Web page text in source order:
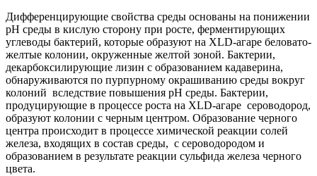
Дифференцирующие свойства среды основаны на понижении
рН среды в кислую сторону при росте, ферментирующих
углеводы бактерий, которые образуют на XLD-агаре беловато-
желтые колонии, окруженные желтой зоной. Бактерии,
декарбоксилирующие лизин с образованием кадаверина,
обнаруживаются по пурпурному окрашиванию среды вокруг
колоний вследствие повышения рН среды. Бактерии,
продуцирующие в процессе роста на XLD-агаре сероводород,
образуют колонии с черным центром. Образование черного
центра происходит в процессе химической реакции солей
железа, входящих в состав среды, с сероводородом и
образованием в результате реакции сульфида железа черного
цвета.